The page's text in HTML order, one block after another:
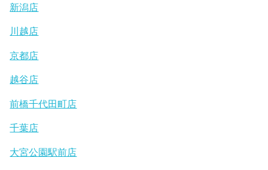
新潟店
川越店
京都店
越谷店
前橋千代田町店
千葉店
大宮公園駅前店